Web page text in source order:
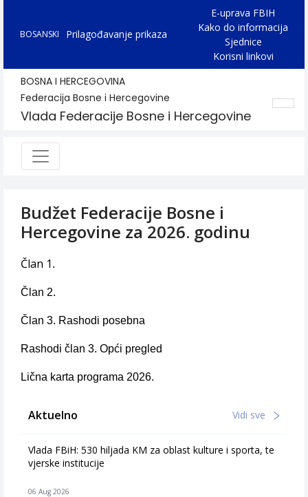
BOSANSKI Prilagođavanje prikaza
E-uprava FBIH
Kako do informacija
Sjednice
Korisni linkovi
BOSNA I HERCEGOVINA
Federacija Bosne i Hercegovine
Vlada Federacije Bosne i Hercegovine
Budžet Federacije Bosne i
Hercegovine za 2026. godinu
Član 1 .
Član 2.
Član 3. Rashodi posebna
Rashodi član 3. Opći pregled
Lična karta programa 2026.
Aktuelno Vidi sve
Vlada FBiH: 530 hiljada KM za oblast kulture i sporta, te
vjerske institucije
06 Aug 2026